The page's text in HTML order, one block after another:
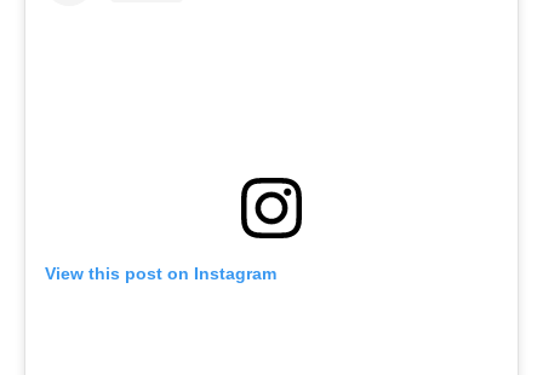
View this post on Instagram